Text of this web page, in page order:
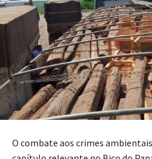
O combate aos crimes